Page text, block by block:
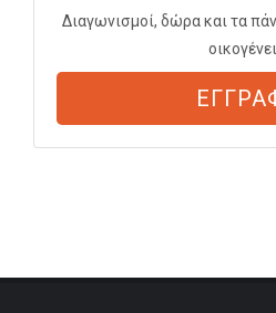
Διαγωνισμοί, δώρα και τα